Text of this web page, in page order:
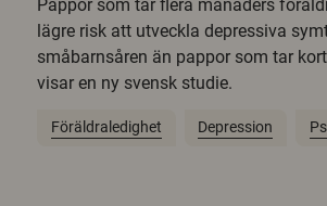
Pappor som tar flera månaders
lägre risk att utveckla depressiva
småbarnsåren än pappor som tar
visar en ny svensk studie.
Föräldraledighet Depression